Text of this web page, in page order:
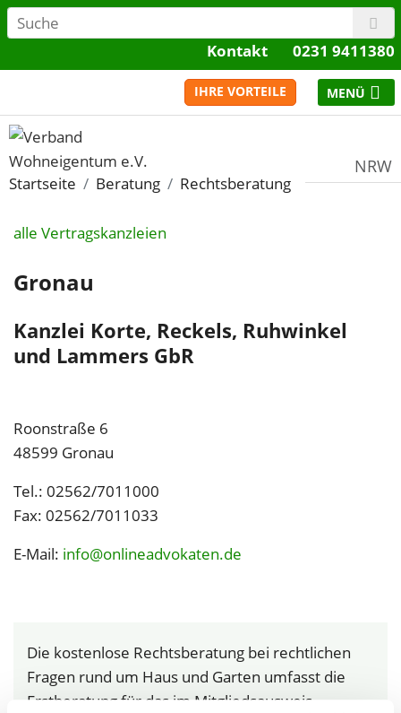
Kontakt 0231 9411380
IHRE VORTEILE
NRW
Startseite Beratung Rechtsberatung
alle Vertragskanzleien
Gronau
Kanzlei Korte, Reckels, Ruhwinkel
und Lammers GbR
Roonstraße 6
48599 Gronau
Tel.: 02562/7011000
Fax: 02562/7011033
E-Mail: info@onlineadvokaten.de
Die kostenlose Rechtsberatung bei rechtlichen
Fragen rund um Haus und Garten umfasst die
Erstberatung für das im Mitgliedsausweis